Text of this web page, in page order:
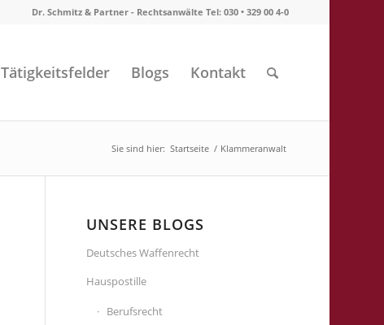
Dr. Schmitz & Partner - Rechtsanwälte Tel: 030 • 329 00 4-0
Tätigkeitsfelder Blogs Kontakt
Sie sind hier: Startseite / Klammeranwalt
UNSERE BLOGS
Deutsches Waffenrecht
Hauspostille
Berufsrecht